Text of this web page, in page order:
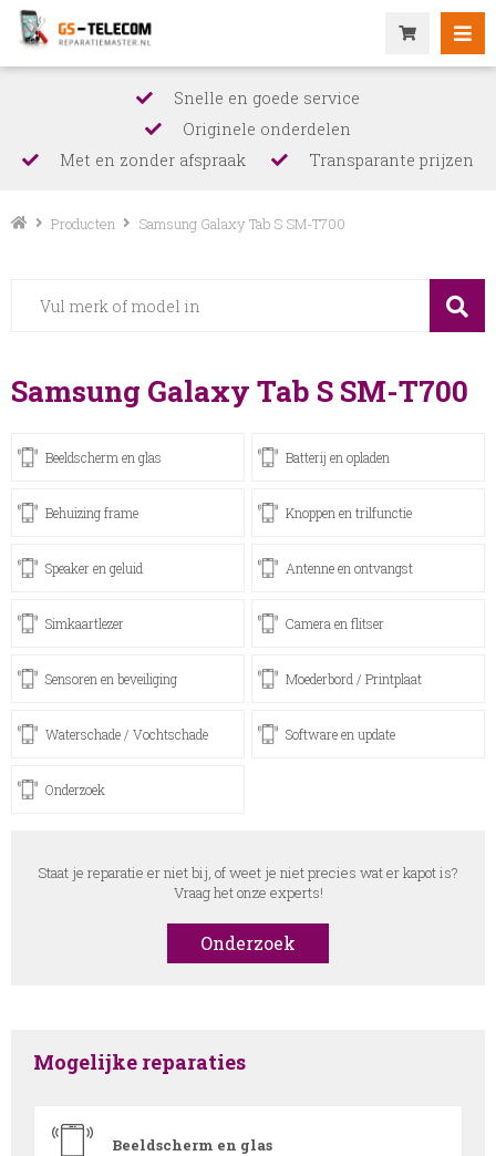
Snelle en goede service
Originele onderdelen
Met en zonder afspraak
Transparante prijzen
Producten Samsung Galaxy Tab S SM-T700
Samsung Galaxy Tab S SM-T700
Beeldscherm en glas Batterij en opladen
Behuizing frame Knoppen en trilfunctie
Speaker en geluid Antenne en ontvangst
Simkaartlezer Camera en flitser
Sensoren en beveiliging Moederbord / Printplaat
Waterschade / Vochtschade Software en update
Onderzoek
Staat je reparatie er niet bij, of weet je niet precies wat er kapot is?
Vraag het onze experts!
Onderzoek
Mogelijke reparaties
Beeldscherm en glas